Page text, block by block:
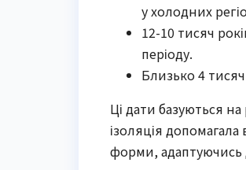
у холодних
12-10 тисяч
періоду.
Близько 4
Ці дати базуються на
ізоляція
форми, адаптуючись